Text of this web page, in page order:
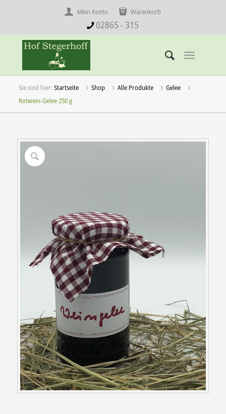
Mein Konto Warenkorb
02865 - 315
Startseite Shop Alle Produkte
Gelee
Rotwein-Gelee 250 g